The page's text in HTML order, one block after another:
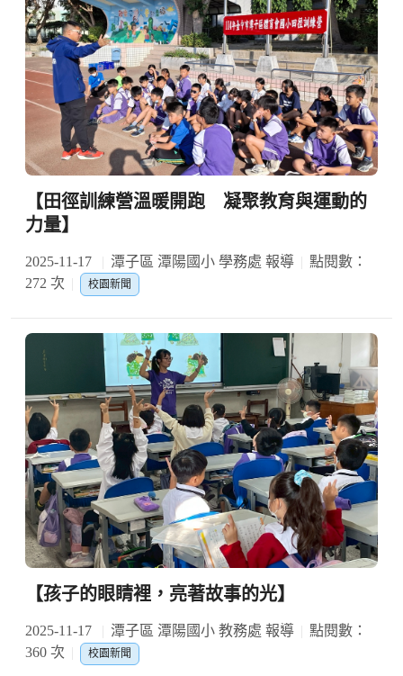
【田徑訓練營溫暖開跑 凝聚教育與運動的
力量】
2025-11-17 潭子區 潭陽國小 學務處 報導
點閱數：
272 次
校園新聞
【孩子的眼睛裡，亮著故事的光】
2025-11-17 潭子區 潭陽國小 教務處 報導
點閱數：
360 次
校園新聞